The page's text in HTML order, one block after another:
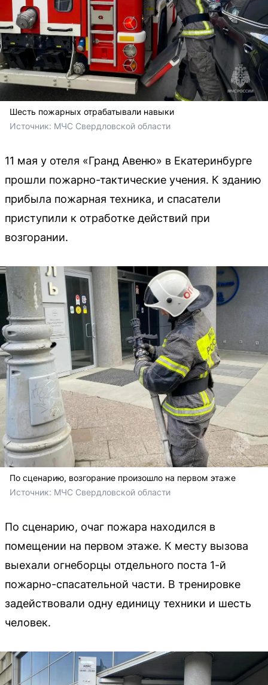
Шесть пожарных отрабатывали навыки
Источник: МЧС Свердловской области
11 мая у отеля «Гранд Авеню» в Екатеринбурге
прошли пожарно-тактические учения. К зданию
прибыла пожарная техника, и спасатели
приступили к отработке действий при
возгорании.
По сценарию, возгорание произошло на первом этаже
Источник: МЧС Свердловской области
По сценарию, очаг пожара находился в
помещении на первом этаже. К месту вызова
выехали огнеборцы отдельного поста 1-й
пожарно-спасательной части. В тренировке
задействовали одну единицу техники и шесть
человек.